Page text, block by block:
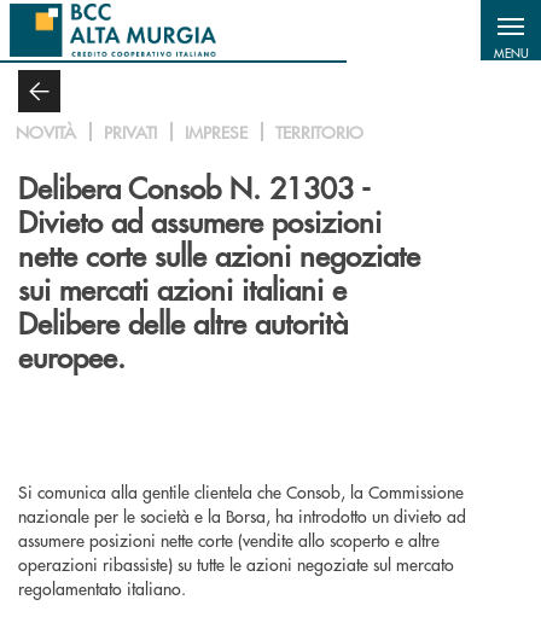
Salta al contenuto principale
MENU
NOVITÀ PRIVATI IMPRESE TERRITORIO
Delibera Consob N. 21303 -
Divieto ad assumere posizioni
nette corte sulle azioni negoziate
sui mercati azioni italiani e
Delibere delle altre autorità
europee.
Si comunica alla gentile clientela che Consob, la Commissione
nazionale per le società e la Borsa, ha introdotto un divieto ad
assumere posizioni nette corte (vendite allo scoperto e altre
operazioni ribassiste) su tutte le azioni negoziate sul mercato
regolamentato italiano.